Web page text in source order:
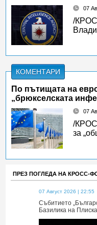
07
/
КОМЕНТАРИ
По пътищата на
„брюкселската
07
/
за
ПРЕЗ ПОГЛЕДА НА КРОСС-
07 Август 2026 | 22:55
Събитието
Базилика на Плиска